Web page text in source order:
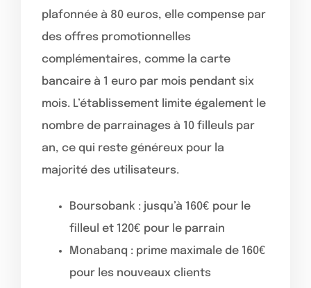
plafonnée à 80 euros, elle compense par
des offres promotionnelles
complémentaires, comme la carte
bancaire à 1 euro par mois pendant six
mois. L’établissement limite également le
nombre de parrainages à 10 filleuls par
an, ce qui reste généreux pour la
majorité des utilisateurs.
Boursobank : jusqu’à 160€ pour le
filleul et 120€ pour le parrain
Monabanq : prime maximale de 160€
pour les nouveaux clients